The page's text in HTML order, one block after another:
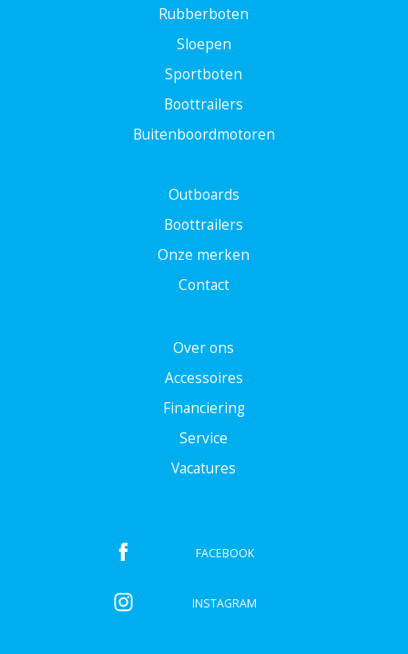
Rubberboten
Sloepen
Sportboten
Boottrailers
Buitenboordmotoren
Outboards
Boottrailers
Onze merken
Contact
Over ons
Accessoires
Financiering
Service
Vacatures
FACEBOOK
INSTAGRAM